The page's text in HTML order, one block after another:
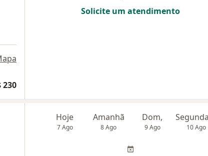
230
Solicite um atendimento
Hoje
7 Ago
Amanhã
8 Ago
Dom,
9 Ago 10 Ago